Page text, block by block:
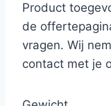
Product
de
vragen. Wij
contact met je